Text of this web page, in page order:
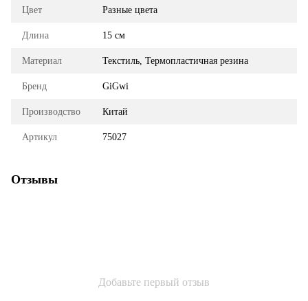
Цвет Разные цвета
Длина 15 см
Материал Текстиль, Термопластичная резина
Бренд GiGwi
Производство Китай
Артикул 75027
Отзывы
Добавьте первый отзыв